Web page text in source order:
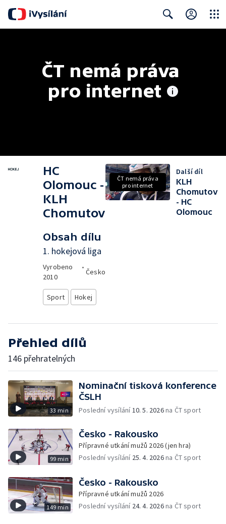
ČT nemá práva
pro internet
HC
Olomouc -
KLH
Chomutov
Obsah dílu
1. hokejová liga
Vyrobeno
2010
•
Česko
Sport Hokej
ČT nemá práva
pro internet
Další díl
KLH
Chomutov
- HC
Olomouc
Přehled dílů
146 přehratelných
33 min
Nominační tisková konference
ČSLH
Poslední vysílání10. 5. 2026na ČT sport
99 min
Česko - Rakousko
Přípravné utkání mužů 2026 (jen hra)
Poslední vysílání 25. 4. 2026na ČT sport
149 min
Česko - Rakousko
Přípravné utkání mužů 2026
Poslední vysílání 24. 4. 2026na ČT sport